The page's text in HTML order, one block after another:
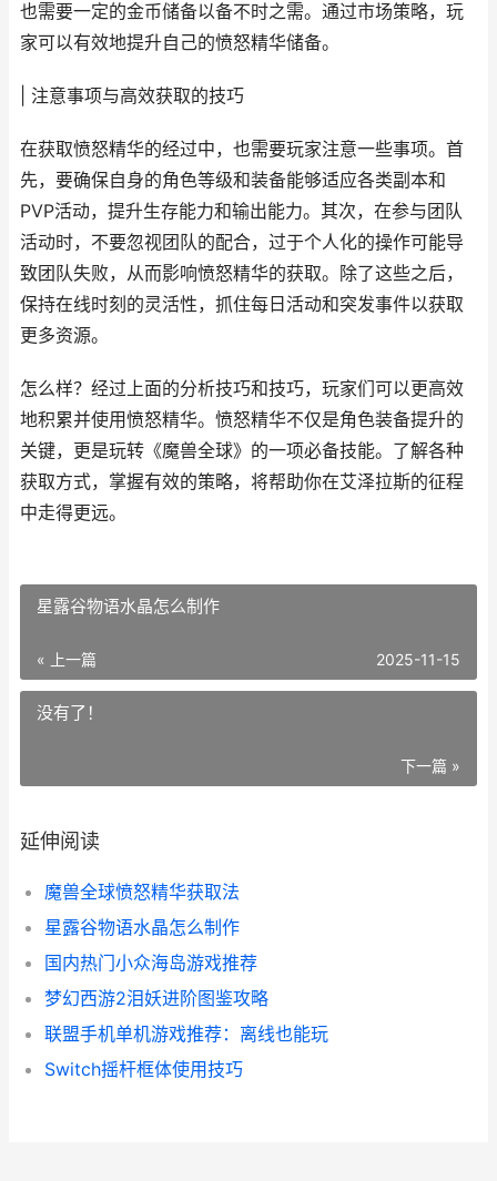
也需要一定的金币储备以备不时之需。通过市场策略，玩
家可以有效地提升自己的愤怒精华储备。
| 注意事项与高效获取的技巧
在获取愤怒精华的经过中，也需要玩家注意一些事项。首
先，要确保自身的角色等级和装备能够适应各类副本和
PVP活动，提升生存能力和输出能力。其次，在参与团队
活动时，不要忽视团队的配合，过于个人化的操作可能导
致团队失败，从而影响愤怒精华的获取。除了这些之后，
保持在线时刻的灵活性，抓住每日活动和突发事件以获取
更多资源。
怎么样？经过上面的分析技巧和技巧，玩家们可以更高效
地积累并使用愤怒精华。愤怒精华不仅是角色装备提升的
关键，更是玩转《魔兽全球》的一项必备技能。了解各种
获取方式，掌握有效的策略，将帮助你在艾泽拉斯的征程
中走得更远。
星露谷物语水晶怎么制作
« 上一篇 2025-11-15
没有了！
下一篇 »
延伸阅读
魔兽全球愤怒精华获取法
星露谷物语水晶怎么制作
国内热门小众海岛游戏推荐
梦幻西游2泪妖进阶图鉴攻略
联盟手机单机游戏推荐：离线也能玩
Switch摇杆框体使用技巧